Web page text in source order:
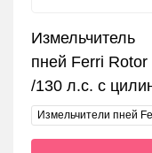
Измельчитель
пней Ferri
/130 л.с. с
Измельчители пней